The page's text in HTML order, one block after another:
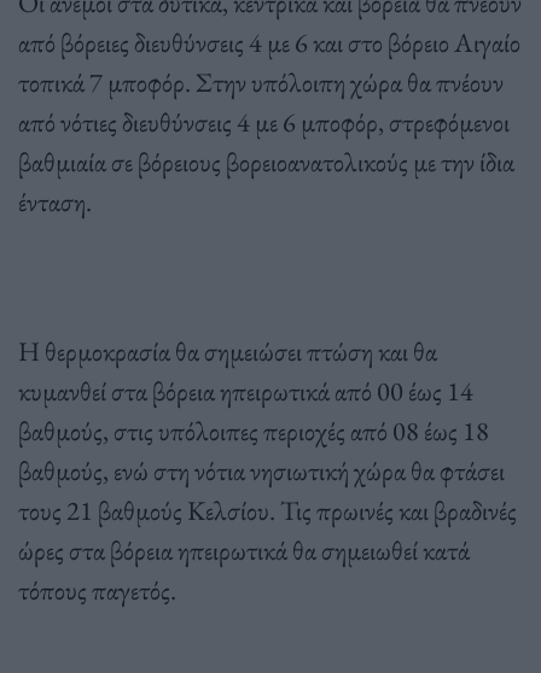
από βόρειες διευθύνσεις 4 με 6 και στο βόρειο Αιγαίο
τοπικά 7 μποφόρ. Στην υπόλοιπη χώρα θα πνέουν
από νότιες διευθύνσεις 4 με 6 μποφόρ, στρεφόμενοι
βαθμιαία σε βόρειους βορειοανατολικούς με την ίδια
ένταση.
Η θερμοκρασία θα σημειώσει πτώση και θα
κυμανθεί στα βόρεια ηπειρωτικά από 00 έως 14
βαθμούς, στις υπόλοιπες περιοχές από 08 έως 18
βαθμούς, ενώ στη νότια νησιωτική χώρα θα φτάσει
τους 21 βαθμούς Κελσίου. Τις πρωινές και βραδινές
ώρες στα βόρεια ηπειρωτικά θα σημειωθεί κατά
τόπους παγετός.